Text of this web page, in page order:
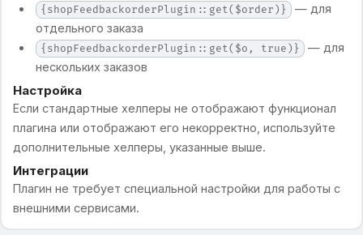
{shopFeedbackorderPlugin::get($order)} — для
отдельного заказа
{shopFeedbackorderPlugin::get($o, true)} — для
нескольких заказов
Настройка
Если стандартные хелперы не отображают функционал
плагина или отображают его некорректно, используйте
дополнительные хелперы, указанные выше.
Интеграции
Плагин не требует специальной настройки для работы с
внешними сервисами.